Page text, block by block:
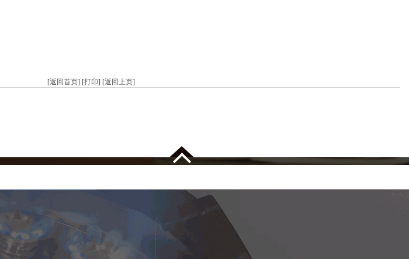
[返回首页] [打印] [返回上页]